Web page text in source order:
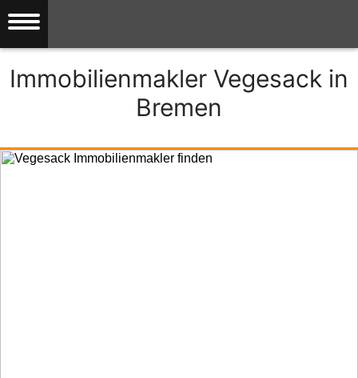
Immobilienmakler Vegesack in
Bremen